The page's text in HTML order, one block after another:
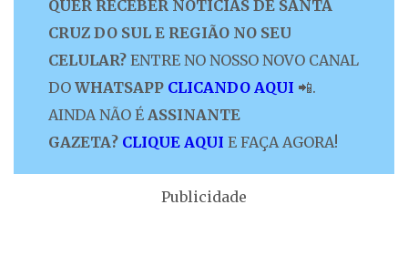
QUER RECEBER NOTÍCIAS DE SANTA
CRUZ DO SUL E REGIÃO NO SEU
CELULAR? ENTRE NO NOSSO NOVO CANAL
DO WHATSAPP CLICANDO AQUI 📲.
AINDA NÃO É ASSINANTE
GAZETA? CLIQUE AQUI E FAÇA AGORA!
Publicidade